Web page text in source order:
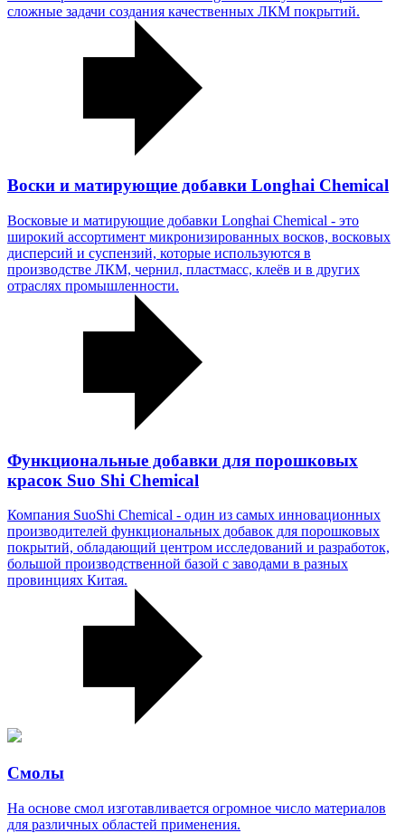
сложные задачи создания качественных ЛКМ покрытий.
Воски и матирующие добавки Longhai Chemical
Восковые и матирующие добавки Longhai Chemical - это
широкий ассортимент микронизированных восков, восковых
дисперсий и суспензий, которые используются в
производстве ЛКМ, чернил, пластмасс, клеёв и в других
отраслях промышленности.
Функциональные добавки для порошковых
красок Suo Shi Chemical
Компания SuoShi Chemical - один из самых инновационных
производителей функциональных добавок для порошковых
покрытий, обладающий центром исследований и разработок,
большой производственной базой с заводами в разных
провинциях Китая.
Смолы
На основе смол изготавливается огромное число материалов
для различных областей применения.